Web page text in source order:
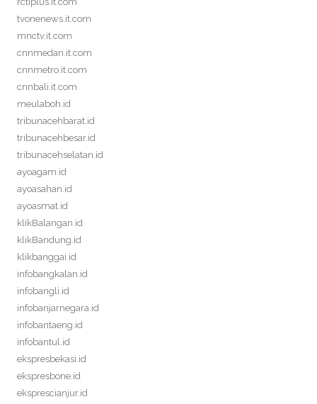
tvonenews.it.com
mnctv.it.com
cnnmedan.it.com
cnnmetro.it.com
cnnbali.it.com
meulaboh.id
tribunacehbarat.id
tribunacehbesar.id
tribunacehselatan.id
ayoagam.id
ayoasahan.id
ayoasmat.id
klikBalangan.id
klikBandung.id
klikbanggai.id
infobangkalan.id
infobangli.id
infobanjarnegara.id
infobantaeng.id
infobantul.id
ekspresbekasi.id
ekspresbone.id
eksprescianjur.id